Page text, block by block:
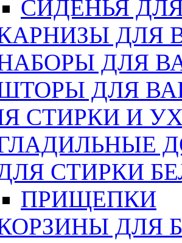
СИДЕНЬЯ
ДЛЯ
ДЛЯ
ДЛЯ
СТИРКИ И
СТИРКИ
ПРИЩЕПКИ
ДЛЯ